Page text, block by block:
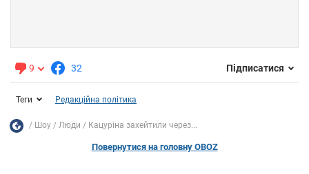
9 32 Підписатися
Теги Редакційна політика
Шоу Люди Кацуріна захейтили через...
Повернутися на головну OBOZ